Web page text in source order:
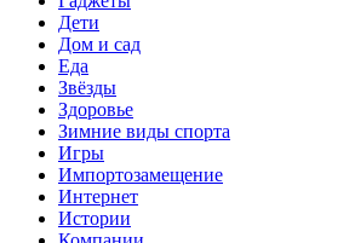
Дети
Дом и сад
Еда
Звёзды
Здоровье
Зимние виды спорта
Игры
Импортозамещение
Интернет
Истории